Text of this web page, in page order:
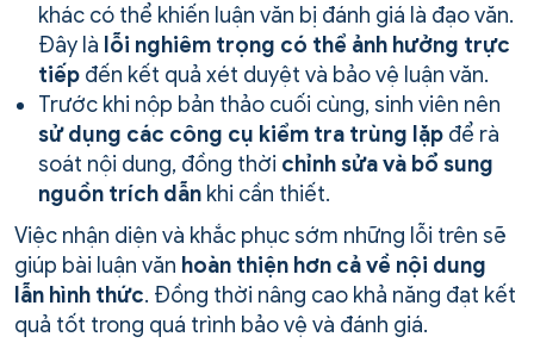
khác có thể khiến luận văn bị đánh giá là đạo văn.
Đây là lỗi nghiêm trọng có thể ảnh hưởng trực
tiếp đến kết quả xét duyệt và bảo vệ luận văn.
Trước khi nộp bản thảo cuối cùng, sinh viên nên
sử dụng các công cụ kiểm tra trùng lặp để rà
soát nội dung, đồng thời chỉnh sửa và bổ sung
nguồn trích dẫn khi cần thiết.
Việc nhận diện và khắc phục sớm những lỗi trên sẽ
giúp bài luận văn hoàn thiện hơn cả về nội dung
lẫn hình thức. Đồng thời nâng cao khả năng đạt kết
quả tốt trong quá trình bảo vệ và đánh giá.